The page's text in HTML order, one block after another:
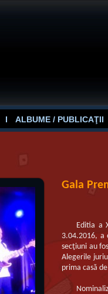
ALBUME / PUBLICAŢII
Gala
Editia a
3.04.2016, a
secţiuni au
Alegerile
prima casă